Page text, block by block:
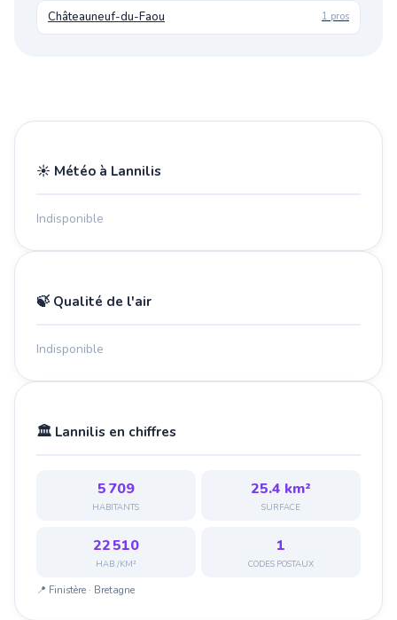
Châteauneuf-du-Faou 1 pros
☀️ Météo à Lannilis
Indisponible
🍃 Qualité de l'air
Indisponible
🏛️ Lannilis en chiffres
5 709
HABITANTS
25.4 km²
SURFACE
22 510
HAB./KM²
1
CODES POSTAUX
📍 Finistère · Bretagne